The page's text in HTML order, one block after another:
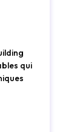
qui